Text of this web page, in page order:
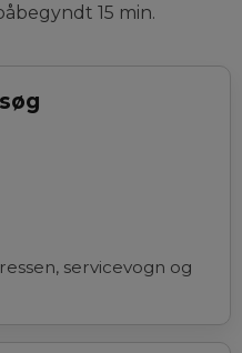
15 min.
servicevogn og